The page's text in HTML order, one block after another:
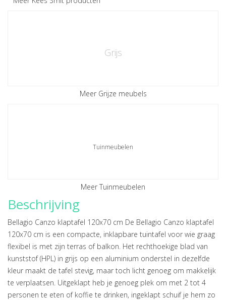
Grijs
Meer Grijze meubels
Tuinmeubelen
Meer Tuinmeubelen
Beschrijving
Bellagio Canzo klaptafel 120x70 cm De Bellagio Canzo klaptafel
120x70 cm is een compacte, inklapbare tuintafel voor wie graag
flexibel is met zijn terras of balkon. Het rechthoekige blad van
kunststof (HPL) in grijs op een aluminium onderstel in dezelfde
kleur maakt de tafel stevig, maar toch licht genoeg om makkelijk
te verplaatsen. Uitgeklapt heb je genoeg plek om met 2 tot 4
personen te eten of koffie te drinken, ingeklapt schuif je hem zo